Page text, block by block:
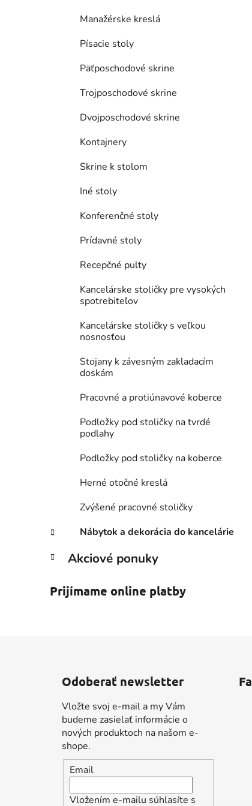
Manažérske kreslá
Písacie stoly
Päťposchodové skrine
Trojposchodové skrine
Dvojposchodové skrine
Kontajnery
Skrine k stolom
Iné stoly
Konferenčné stoly
Prídavné stoly
Recepčné pulty
Kancelárske stoličky pre vysokých
spotrebiteľov
Kancelárske stoličky s veľkou
nosnosťou
Stojany k závesným zakladacím
doskám
Pracovné a protiúnavové koberce
Podložky pod stoličky na tvrdé
podlahy
Podložky pod stoličky na koberce
Herné otočné kreslá
Zvýšené pracovné stoličky
Nábytok a dekorácia do kancelárie
Akciové ponuky
Prijímame online platby
Odoberať newsletter
Vložte svoj e-mail a my Vám
budeme zasielať informácie o
nových produktoch na našom e-
shope.
Email
Vložením e-mailu súhlasíte s